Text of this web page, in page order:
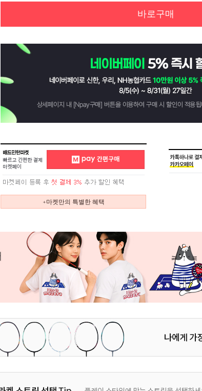
바로구매
+마켓만의 특별한 혜택